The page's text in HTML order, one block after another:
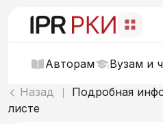
Авторам Вузам и
Назад
Подробная
листе